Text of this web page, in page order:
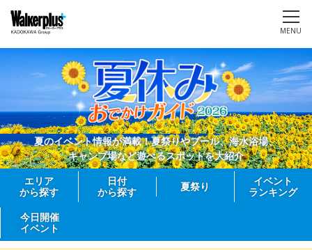
MENU
夏のイベント情報が満載！夏祭りやプール、海水浴場、
キャンプ場など遊べるスポットを大紹介
エリア
から探す
日付
から探す
夏祭り
イベント
ランキング
今日開催
イベント